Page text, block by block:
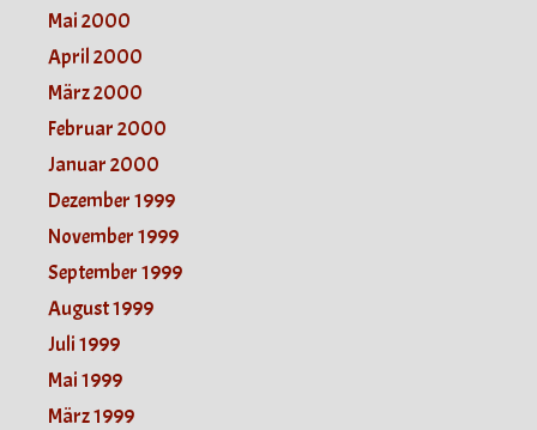
Mai 2000
April 2000
März 2000
Februar 2000
Januar 2000
Dezember 1999
November 1999
September 1999
August 1999
Juli 1999
Mai 1999
März 1999